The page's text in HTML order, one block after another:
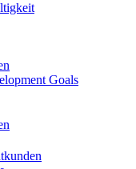
Goals